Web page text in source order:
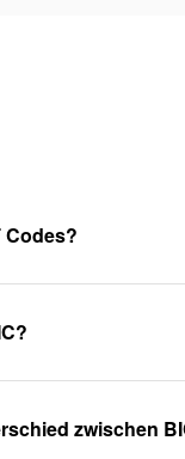
Codes?
zwischen